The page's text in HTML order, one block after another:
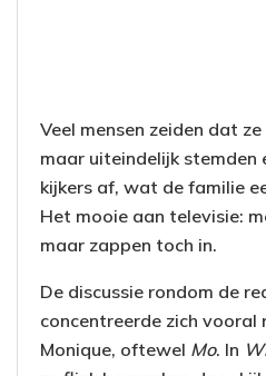
Veel mensen zeiden dat
maar uiteindelijk stemden
kijkers af, wat de familie
Het mooie aan televisie:
maar zappen toch in.
De discussie rondom de
concentreerde zich vooral
Monique, oftewel Mo. In